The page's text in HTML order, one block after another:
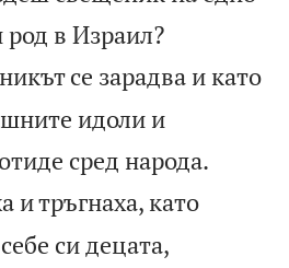
в Израил?
се зарадва и като
идоли и
сред народа.
и тръгнаха, като
си децата,